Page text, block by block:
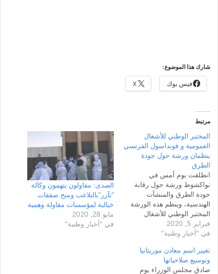
شارك هذا الموضوع:
فيس بوك X
مرتبط
المختبر الوطني للأشغال
العمومية و فونداسول الفرنسي
ينظمان ورشة حول جودة
الطرق
انطلقت يوم أمس في
نواكشوط ورشة حول رقابة
جودة الطرق والمنشآت
الهندسية، وينظم هذه الورشة
المختبر الوطني للأشغال
العمومية ومجموعة فوندسول
الفرنسية. وتهدف الورشة إلى
في تقنية بناء الطرق والسدود
والمطارات وتوفيرالاجهزة
وتكوين مهندسين وطنيين
فبراير 5, 2020
في "أخبار وطنية"
الصدى: مقاولون يتهمون وكالة
“تآزر”بالتلاعب ومنح صفقات
خيالية لمؤسسات مقاولة وهمية
مايو 28, 2020
في "أخبار وطنية"
تغيير اسم معادن موريتانيا
وتوسيع صلاحياتها
صادق مجلس الوزراء يوم